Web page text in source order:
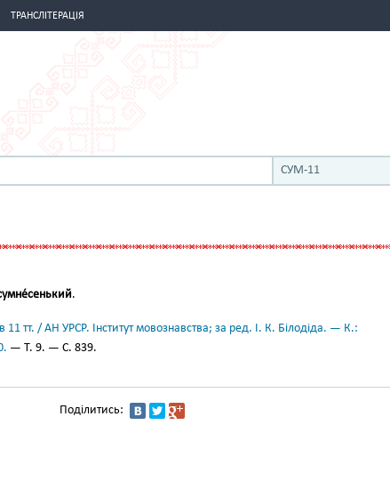
ТРАНСЛІТЕРАЦІЯ
СУМ-11
.
11 тт. / АН УРСР. Інститут мовознавства; за ред. І. К. Білодіда. — К.:
— Т. 9. — С. 839.
Поділитись: